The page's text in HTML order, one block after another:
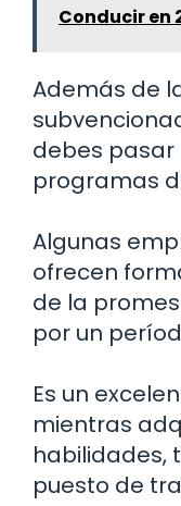
Conducir en
Además de
debes pasar
programas
Algunas
ofrecen
de la
por un
Es un
mientras
habilidades,
puesto de